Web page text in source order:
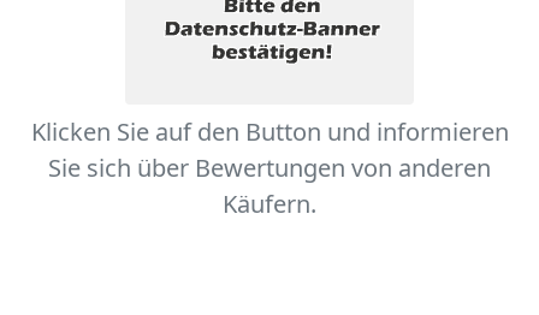
Klicken Sie auf den Button und informieren
Sie sich über Bewertungen von anderen
Käufern.